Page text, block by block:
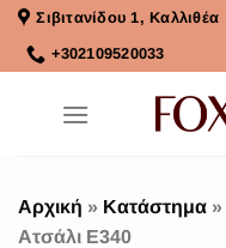
Σιβιτανίδου 1, Καλλιθέα
+302109520033
Αρχική » Κατάστημα »
Ατσάλι Ε340